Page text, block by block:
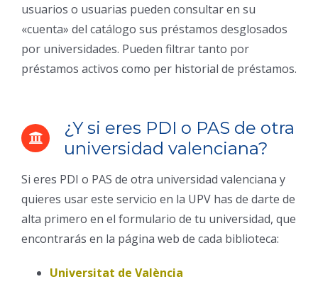
usuarios o usuarias pueden consultar en su
«cuenta» del catálogo sus préstamos desglosados
por universidades. Pueden filtrar tanto por
préstamos activos como per historial de préstamos.
¿Y si eres PDI o PAS de otra
universidad valenciana?
Si eres PDI o PAS de otra universidad valenciana y
quieres usar este servicio en la UPV has de darte de
alta primero en el formulario de tu universidad, que
encontrarás en la página web de cada biblioteca:
Universitat de València